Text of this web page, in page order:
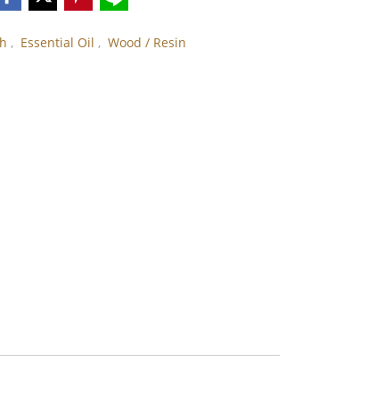
, Essential Oil , Wood / Resin